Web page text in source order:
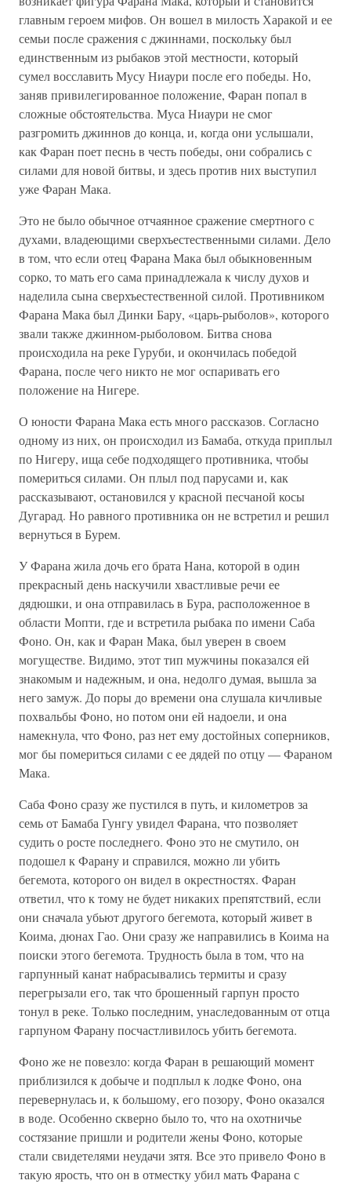
главным героем мифов. Он вошел в милость Харакой и ее
семьи после сражения с джиннами, поскольку был
единственным из рыбаков этой местности, который
сумел восславить Мусу Ниаури после его победы. Но,
заняв привилегированное положение, Фаран попал в
сложные обстоятельства. Муса Ниаури не смог
разгромить джиннов до конца, и, когда они услышали,
как Фаран поет песнь в честь победы, они собрались с
силами для новой битвы, и здесь против них выступил
уже Фаран Мака.
Это не было обычное отчаянное сражение смертного с
духами, владеющими сверхъестественными силами. Дело
в том, что если отец Фарана Мака был обыкновенным
сорко, то мать его сама принадлежала к числу духов и
наделила сына сверхъестественной силой. Противником
Фарана Мака был Динки Бару, «царь-рыболов», которого
звали также джинном-рыболовом. Битва снова
происходила на реке Гуруби, и окончилась победой
Фарана, после чего никто не мог оспаривать его
положение на Нигере.
О юности Фарана Мака есть много рассказов. Согласно
одному из них, он происходил из Бамаба, откуда приплыл
по Нигеру, ища себе подходящего противника, чтобы
помериться силами. Он плыл под парусами и, как
рассказывают, остановился у красной песчаной косы
Дугарад. Но равного противника он не встретил и решил
вернуться в Бурем.
У Фарана жила дочь его брата Нана, которой в один
прекрасный день наскучили хвастливые речи ее
дядюшки, и она отправилась в Бура, расположенное в
области Мопти, где и встретила рыбака по имени Саба
Фоно. Он, как и Фаран Мака, был уверен в своем
могуществе. Видимо, этот тип мужчины показался ей
знакомым и надежным, и она, недолго думая, вышла за
него замуж. До поры до времени она слушала кичливые
похвальбы Фоно, но потом они ей надоели, и она
намекнула, что Фоно, раз нет ему достойных соперников,
мог бы помериться силами с ее дядей по отцу — Фараном
Мака.
Саба Фоно сразу же пустился в путь, и километров за
семь от Бамаба Гунгу увидел Фарана, что позволяет
судить о росте последнего. Фоно это не смутило, он
подошел к Фарану и справился, можно ли убить
бегемота, которого он видел в окрестностях. Фаран
ответил, что к тому не будет никаких препятствий, если
они сначала убьют другого бегемота, который живет в
Коима, дюнах Гао. Они сразу же направились в Коима на
поиски этого бегемота. Трудность была в том, что на
гарпунный канат набрасывались термиты и сразу
перегрызали его, так что брошенный гарпун просто
тонул в реке. Только последним, унаследованным от отца
гарпуном Фарану посчастливилось убить бегемота.
Фоно же не повезло: когда Фаран в решающий момент
приблизился к добыче и подплыл к лодке Фоно, она
перевернулась и, к большому, его позору, Фоно оказался
в воде. Особенно скверно было то, что на охотничье
состязание пришли и родители жены Фоно, которые
стали свидетелями неудачи зятя. Все это привело Фоно в
такую ярость, что он в отместку убил мать Фарана с